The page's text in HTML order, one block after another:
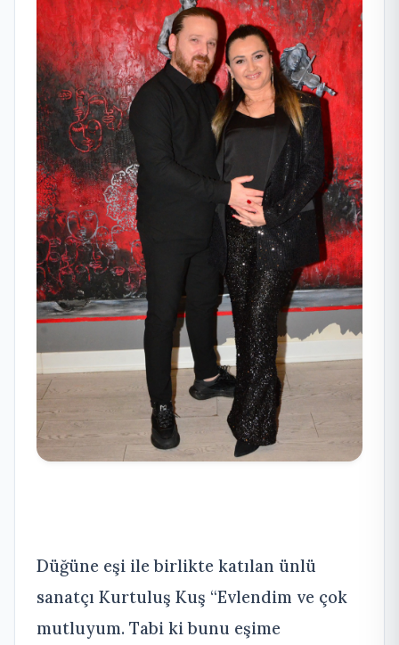
Düğüne eşi ile birlikte katılan ünlü
sanatçı Kurtuluş Kuş “Evlendim ve çok
mutluyum. Tabi ki bunu eşime